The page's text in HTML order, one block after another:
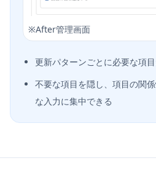
※After管理画面
更新パターンごとに必要な項
不要な項目を隠し、項目の関
な入力に集中できる